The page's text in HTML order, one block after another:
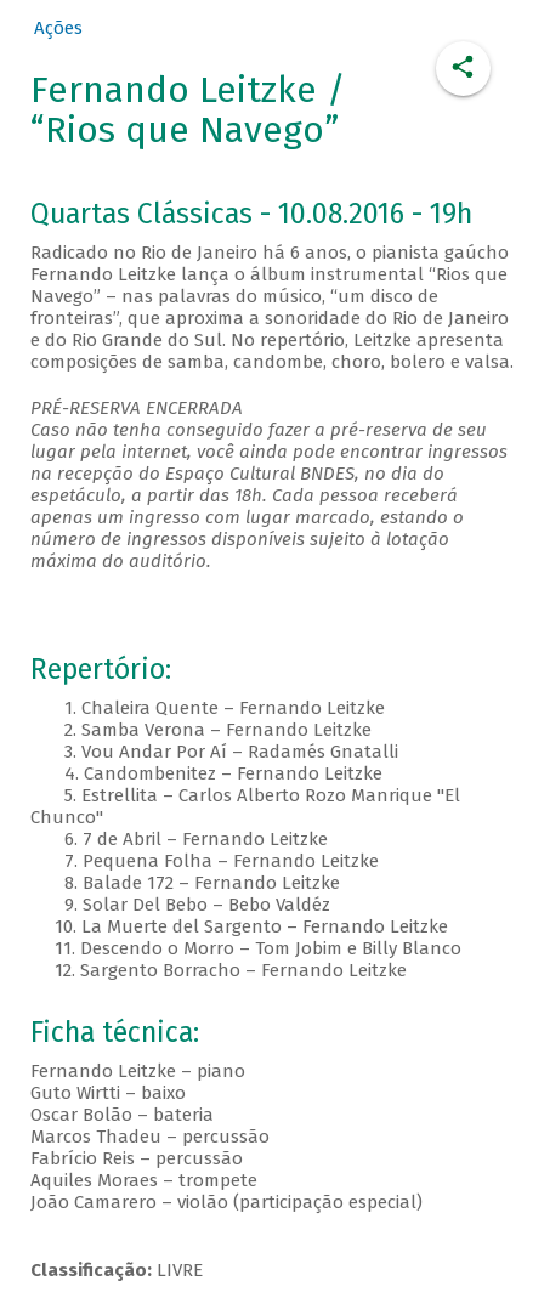
Ações
Fernando Leitzke /
“Rios que Navego”
Quartas Clássicas - 10.08.2016 - 19h
Radicado no Rio de Janeiro há 6 anos, o pianista gaúcho
Fernando Leitzke lança o álbum instrumental “Rios que
Navego” – nas palavras do músico, “um disco de
fronteiras”, que aproxima a sonoridade do Rio de Janeiro
e do Rio Grande do Sul. No repertório, Leitzke apresenta
composições de samba, candombe, choro, bolero e valsa.
PRÉ-RESERVA ENCERRADA
Caso não tenha conseguido fazer a pré-reserva de seu
lugar pela internet, você ainda pode encontrar ingressos
na recepção do Espaço Cultural BNDES, no dia do
espetáculo, a partir das 18h. Cada pessoa receberá
apenas um ingresso com lugar marcado, estando o
número de ingressos disponíveis sujeito à lotação
máxima do auditório.
Repertório:
1. Chaleira Quente – Fernando Leitzke
2. Samba Verona – Fernando Leitzke
3. Vou Andar Por Aí – Radamés Gnatalli
4. Candombenitez – Fernando Leitzke
5. Estrellita – Carlos Alberto Rozo Manrique "El
Chunco"
6. 7 de Abril – Fernando Leitzke
7. Pequena Folha – Fernando Leitzke
8. Balade 172 – Fernando Leitzke
9. Solar Del Bebo – Bebo Valdéz
10. La Muerte del Sargento – Fernando Leitzke
11. Descendo o Morro – Tom Jobim e Billy Blanco
12. Sargento Borracho – Fernando Leitzke
Ficha técnica:
Fernando Leitzke – piano
Guto Wirtti – baixo
Oscar Bolão – bateria
Marcos Thadeu – percussão
Fabrício Reis – percussão
Aquiles Moraes – trompete
João Camarero – violão (participação especial)
Classificação:LIVRE